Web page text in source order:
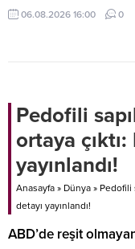
Kuruluşu Rosatom
edilen Akkuyu Nükleer
başarıyla yürütüldü.
06.08.2026 16:00 0
Pedofili
ortaya
yayınlandı!
Anasayfa » Dünya » Pedofili
detayı yayınlandı!
ABD’de reşit